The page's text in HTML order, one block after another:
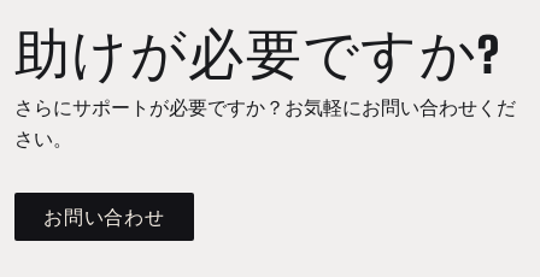
助けが必要ですか?
さらにサポートが必要ですか？お気軽にお問い合わせくだ
さい。
お問い合わせ